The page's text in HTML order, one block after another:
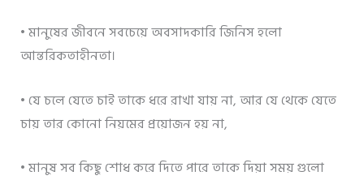
• মানুষের জীবনে সবচেয়ে অবসাদকারি জিনিস হলো
আন্তরিকতাহীনতা।
• যে চলে যেতে চাই তাকে ধরে রাখা যায় না, আর যে থেকে যেতে
চায় তার কোনো নিয়মের প্রয়োজন হয় না,
• মানুষ সব কিছু শোধ করে দিতে পারে তাকে দিয়া সময় গুলো